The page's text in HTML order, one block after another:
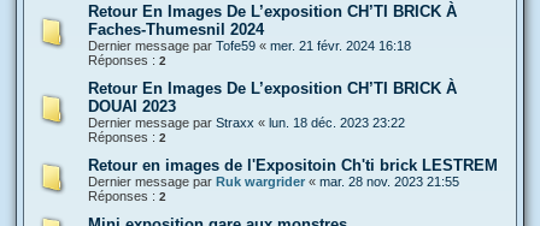
Retour En Images De L’exposition CH’TI BRICK À
Faches-Thumesnil 2024
Dernier message par Tofe59 « mer. 21 févr. 2024 16:18
Réponses : 2
Retour En Images De L’exposition CH’TI BRICK À
DOUAI 2023
Dernier message par Straxx « lun. 18 déc. 2023 23:22
Réponses : 2
Retour en images de l'Expositoin Ch'ti brick LESTREM
Dernier message par Ruk wargrider « mar. 28 nov. 2023 21:55
Réponses : 2